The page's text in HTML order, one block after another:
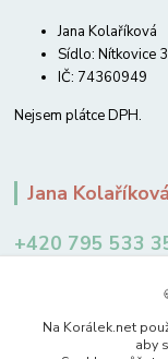
Jana Kolaříková
Sídlo: Nítkovice
IČ: 74360949
Nejsem plátce DPH.
Jana
+420 795 533
Na Korálek.net
aby